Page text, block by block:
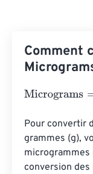
Comment
Micrograms=
Pour convertir
grammes (g),
microgrammes
conversion des